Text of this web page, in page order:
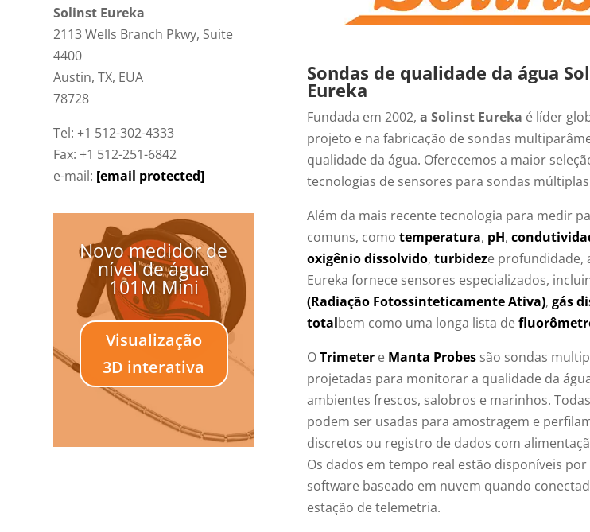
Solinst Eureka
2113 Wells Branch Pkwy, Suite
4400
Austin, TX, EUA
78728
Tel: +1 512-302-4333
Fax: +1 512-251-6842
e-mail: [email protected]
Novo medidor de
nível de água
101M Mini
Visualização
3D interativa
Sondas de qualidade da água
Eureka
Fundada em 2002,a Solinst Eureka é líder
projeto e na fabricação de sondas
qualidade da água. Oferecemos a maior
tecnologias de sensores para sondas
Além da mais recente tecnologia para medir
comuns, comotemperatura, pH,
oxigênio dissolvido,turbideze profundidade,
Eureka fornece sensores especializados,
(Radiação Fotossinteticamente Ativa),gás
totalbem como uma longa lista de
OTrimeter e Manta Probes são sondas
projetadas para monitorar a qualidade da
ambientes frescos, salobros e marinhos.
podem ser usadas para amostragem e
discretos ou registro de dados com
Os dados em tempo real estão disponíveis
software baseado em nuvem quando
estação de telemetria.